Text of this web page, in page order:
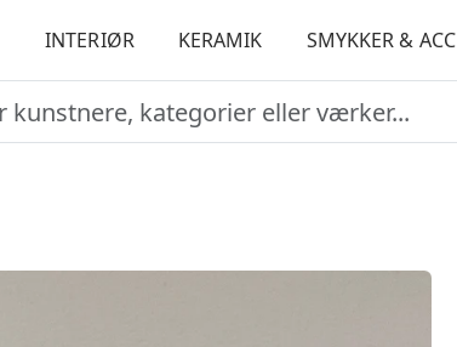
INTERIØR KERAMIK SMYKKER & ACC